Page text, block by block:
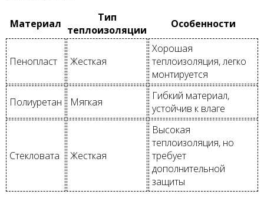
Материал
Тип
теплоизоляции
Особенности
Пенопласт Жесткая
Хорошая
теплоизоляция, легко
монтируется
Полиуретан Мягкая
Гибкий материал,
устойчив к влаге
Стекловата Жесткая
Высокая
теплоизоляция, но
требует
дополнительной
защиты